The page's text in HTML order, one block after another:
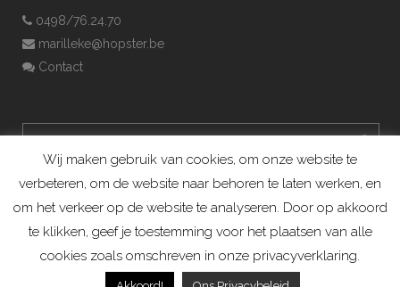
0498/76.24.70
marilleke@hopster.be
Contact
Konijnenadviesbureau Hopster ©2019
Wij maken gebruik van cookies, om onze website te
verbeteren, om de website naar behoren te laten werken, en
om het verkeer op de website te analyseren. Door op akkoord
te klikken, geef je toestemming voor het plaatsen van alle
cookies zoals omschreven in onze privacyverklaring.